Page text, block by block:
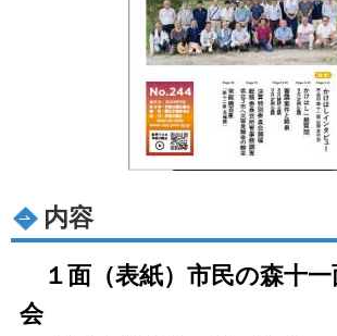
内容
１面（表紙）市民の森十一
会